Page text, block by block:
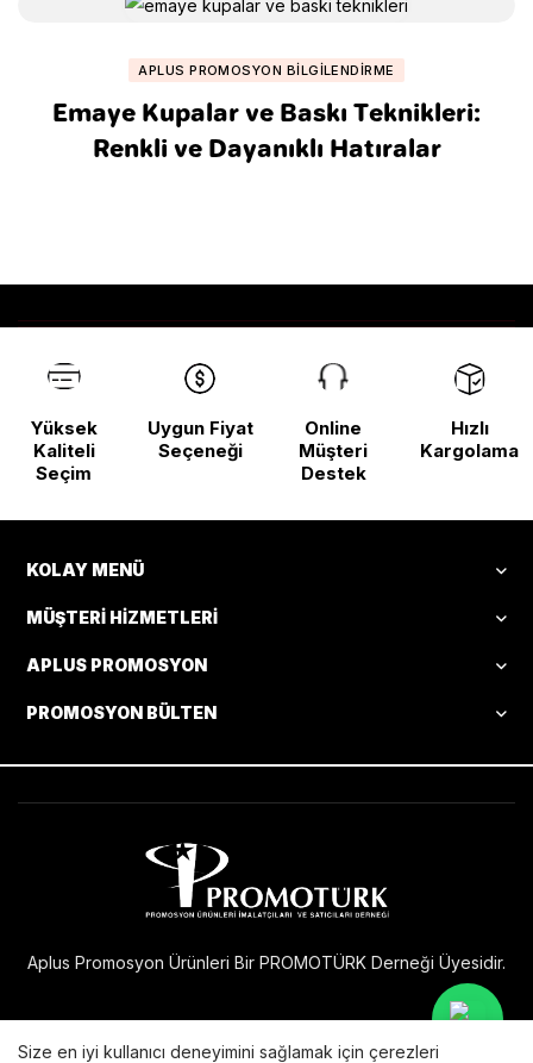
APLUS PROMOSYON BILGILENDIRME
Emaye Kupalar ve Baskı Teknikleri:
Renkli ve Dayanıklı Hatıralar
Yüksek
Kaliteli
Seçim
Uygun Fiyat
Seçeneği
Online
Müşteri
Destek
Hızlı
Kargolama
KOLAY MENÜ
MÜŞTERI HIZMETLERI
APLUS PROMOSYON
PROMOSYON BÜLTEN
Aplus Promosyon Ürünleri Bir PROMOTÜRK Derneği Üyesidir.
Size en iyi kullanıcı deneyimini sağlamak için çerezleri